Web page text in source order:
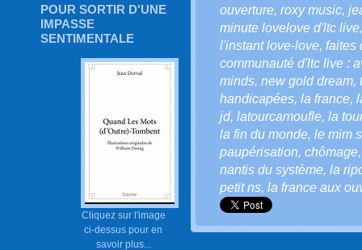
POUR SORTIR D'UNE
IMPASSE
SENTIMENTALE
Cliquez sur l'image
ci-dessus pour en
savoir plus...
ouverture, roxy music,
minute lovelove d'ltc live
l'instant love-love, faites
communauté d'ltc live :
minds, new gold dream,
handicapées, la france,
jd, latourcamoufle, la
la fin du monde, le mim
paupérisation, chômage
nantis du système, la
petit ns, la france aux